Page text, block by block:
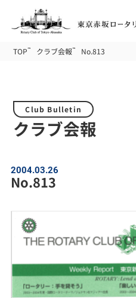
TOP クラブ会報 No.813
Club Bulletin
クラブ会報
2004.03.26
No.813